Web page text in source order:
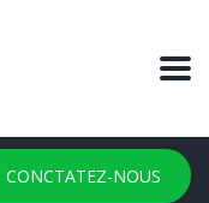
CONCTATEZ-NOUS